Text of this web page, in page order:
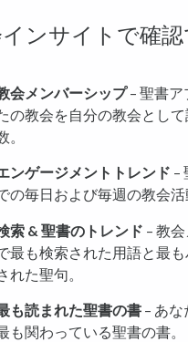
ンサイトで確認
会メンバーシップ– 聖書ア
の教会を自分の教会として
。
ンゲージメントトレンド –
の毎日および毎週の教会活
索 & 聖書のトレンド – 教
最も検索された用語と最も
れた聖句。
も読まれた聖書の書 – あ
も関わっている聖書の書。